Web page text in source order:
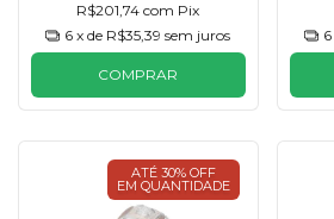
R$201,74com Pix
6 x de R$35,39 sem juros
COMPRAR
6
ATÉ 30% OFF
EM QUANTIDADE